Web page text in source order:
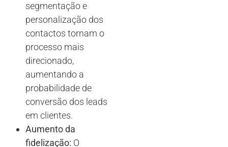
segmentação e
personalização dos
contactos tornam o
processo mais
direcionado,
aumentando a
probabilidade de
conversão dos leads
em clientes.
Aumento da
fidelização: O